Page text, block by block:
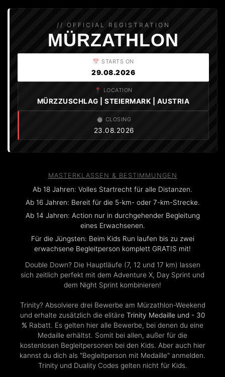
// OFFICIAL REGISTRATION
MÜRZATHLON
📅 STARTS ON
29.08.2026
📍 LOCATION
MÜRZZUSCHLAG | STEIERMARK | AUSTRIA
⏱️ CLOSING
23.08.2026
MASTERKLASSEN & BESTIMMUNGEN
Ab 18 Jahren: Volles Startrecht für alle Distanzen.
Ab 16 Jahren: Bereit für die 5-km- oder 7-km-Strecke.
Ab 14 Jahren: Action nur in durchgehender Begleitung
eines Erwachsenen.
Für die Jüngsten: Beim Kids Run laufen bis zu zwei
erwachsene Begleitperson komplett GRATIS mit!
Double Down? Die Hauptläufe (7, 12 und 17 km) lassen
sich zeitlich perfekt mit dem Adventure X, Day Sprint und
dem Night Sprint kombinieren!
Trinity? Absolviere drei Bewerbe am Mürzathlon-Weekend
und erhalte zusätzlich die elitäre Trinity Medaille und - 30
% Rabatt. Es gelten hier alle Bewerbe, bei denen du eine
Medaille erhältst. Somit bei allen, außer für die
kostenlosen Begleitpersonen bei den Kids. Aber auch hier
kannst du dich als "Begleitperson mit Medaille" anmelden.
Trinity und Duality Codes gelten nicht für Kids.